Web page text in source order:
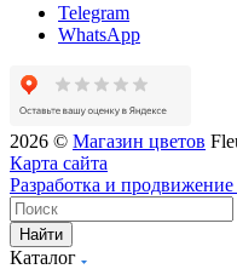
Telegram
WhatsApp
2026 © Магазин цветов
Карта сайта
Разработка и продвижение
Найти
Каталог